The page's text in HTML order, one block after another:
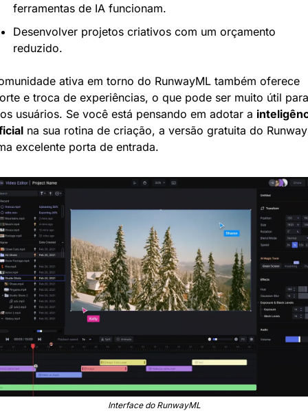
ferramentas de IA funcionam.
Desenvolver projetos criativos com um orçamento
reduzido.
ativa em torno do RunwayML também oferece
e troca de experiências, o que pode ser muito útil para
usuários. Se você está pensando em adotar a
na sua rotina de criação, a versão gratuita do
excelente porta de entrada.
Interface do RunwayML